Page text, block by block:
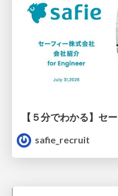
safie_recruit